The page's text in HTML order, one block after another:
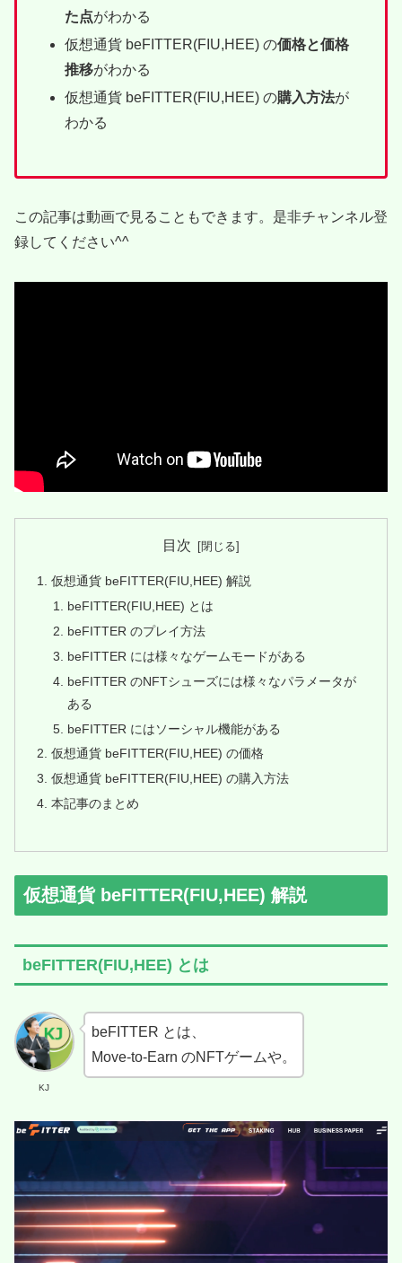
た点がわかる
仮想通貨 beFITTER(FIU,HEE) の価格と価格
推移がわかる
仮想通貨 beFITTER(FIU,HEE) の購入方法が
わかる
この記事は動画で見ることもできます。是非チャンネル登
録してください^^
目次
仮想通貨 beFITTER(FIU,HEE) 解説
beFITTER(FIU,HEE) とは
beFITTER のプレイ方法
beFITTER には様々なゲームモードがある
beFITTER のNFTシューズには様々なパラメータが
ある
beFITTER にはソーシャル機能がある
仮想通貨 beFITTER(FIU,HEE) の価格
仮想通貨 beFITTER(FIU,HEE) の購入方法
本記事のまとめ
仮想通貨 beFITTER(FIU,HEE) 解説
beFITTER(FIU,HEE) とは
KJ
beFITTER とは、
Move-to-Earn のNFTゲームや。